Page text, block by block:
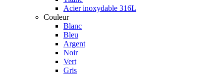
Acier inoxydable 316L
Couleur
Blanc
Bleu
Argent
Noir
Vert
Gris